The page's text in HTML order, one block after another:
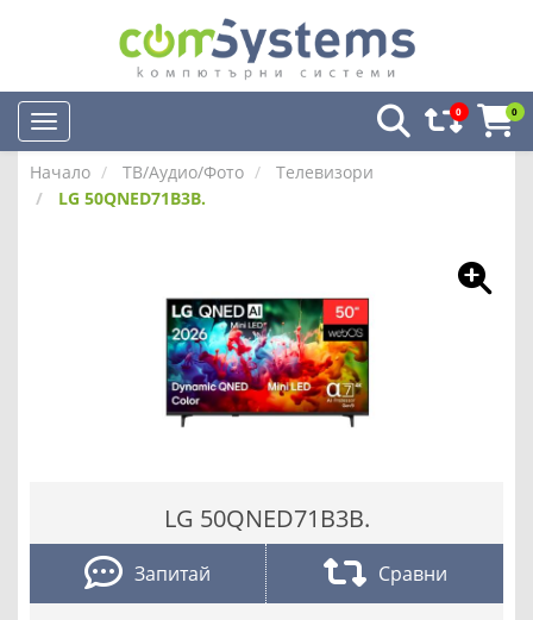
0 0
Начало ТВ/Аудио/Фото
Телевизори
LG 50QNED71B3B.
LG 50QNED71B3B.
Запитай Сравни